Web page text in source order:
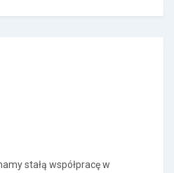
stałą współpracę w